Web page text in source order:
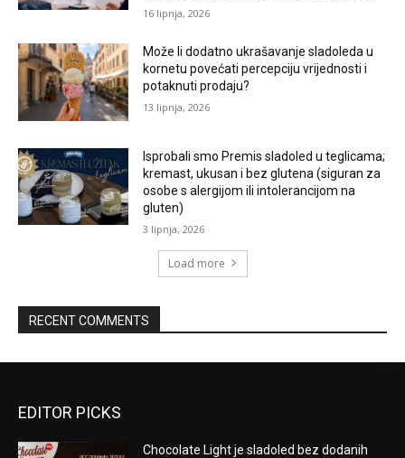
16 lipnja, 2026
Može li dodatno ukrašavanje sladoleda u
kornetu povećati percepciju vrijednosti i
potaknuti prodaju?
13 lipnja, 2026
Isprobali smo Premis sladoled u teglicama;
kremast, ukusan i bez glutena (siguran za
osobe s alergijom ili intolerancijom na
gluten)
3 lipnja, 2026
Load more
RECENT COMMENTS
EDITOR PICKS
Chocolate Light je sladoled bez dodanih